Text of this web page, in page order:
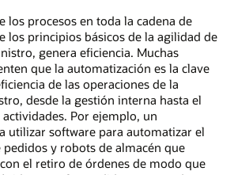
los procesos en toda la cadena de
los principios básicos de la agilidad de
genera eficiencia. Muchas
que la automatización es la clave
de las operaciones de la
desde la gestión interna hasta el
Por ejemplo, un
utilizar software para automatizar el
y robots de almacén que
el retiro de órdenes de modo que